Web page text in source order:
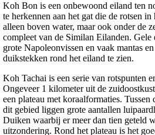
Koh Bon is een onbewoond eiland ten
te herkennen aan het gat die de rotsen
alleen boven water, maar ook onder de
compleet van de Similan Eilanden. Gele
grote Napoleonvissen en vaak mantas
duikstekken rond het eiland te zien.
Koh Tachai is een serie van rotspunten
Ongeveer 1 kilometer uit de
een plateau met koraalformaties.
dit gebied liggen grote aantallen
Duiken waarbij er meer dan tien geteld
uitzondering. Rond het plateau is het